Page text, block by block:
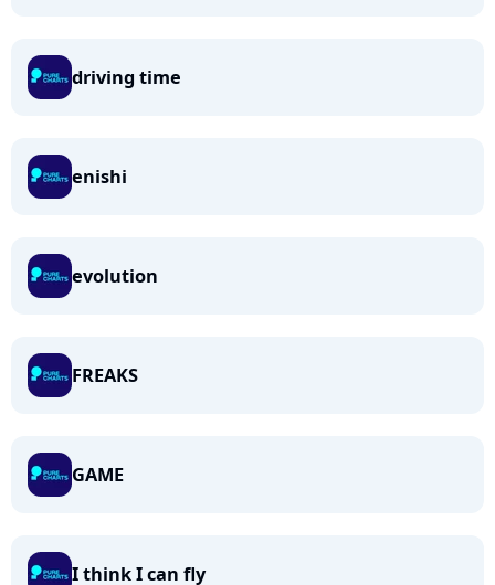
driving time
enishi
evolution
FREAKS
GAME
I think I can fly